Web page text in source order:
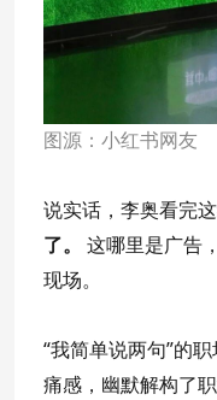
图源：小红书网友
说实话，李奥看完
了。
这哪里是广告
现场。
“我简单说两句”的
痛感，幽默解构了